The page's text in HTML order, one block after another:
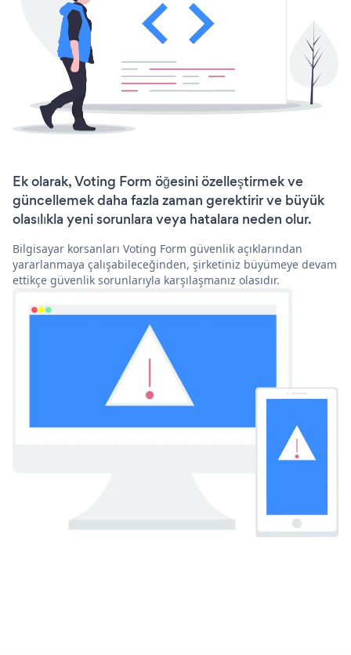
Ek olarak, Voting Form öğesini özelleştirmek ve
güncellemek daha fazla zaman gerektirir ve büyük
olasılıkla yeni sorunlara veya hatalara neden olur.
Bilgisayar korsanları Voting Form güvenlik açıklarından
yararlanmaya çalışabileceğinden, şirketiniz büyümeye devam
ettikçe güvenlik sorunlarıyla karşılaşmanız olasıdır.